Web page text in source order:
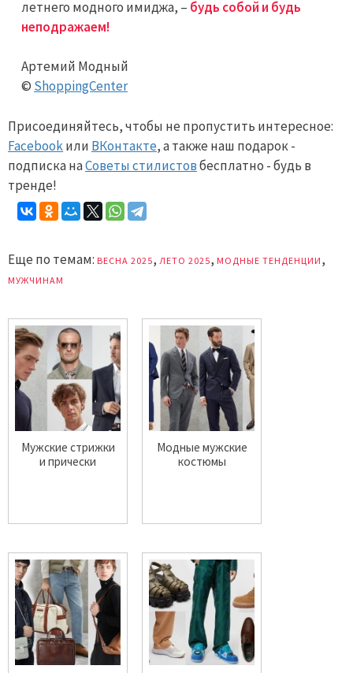
летнего модного имиджа, – будь собой и будь
неподражаем!
Артемий Модный
© ShoppingCenter
Присоединяйтесь, чтобы не пропустить интересное:
Facebookили ВКонтакте, а также наш подарок -
подписка наСоветы стилистовбесплатно - будь в
тренде!
Еще по темам: ВЕСНА 2025, ЛЕТО 2025, МОДНЫЕ ТЕНДЕНЦИИ ,
МУЖЧИНАМ
Мужские стрижки
и прически
Модные мужские
костюмы